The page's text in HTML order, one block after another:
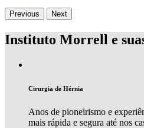
Previous Next
Instituto Morrell e
Cirurgia de Hérnia
Anos de pioneirismo e
mais rápida e segura até nos